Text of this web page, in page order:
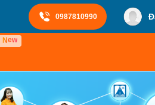
0987810990
New